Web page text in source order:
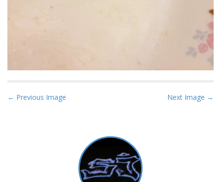
P
← Previous Image Next Image →